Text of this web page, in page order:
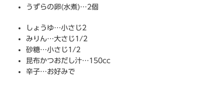
うずらの卵(水煮)…2個
しょうゆ…小さじ2
みりん…大さじ1/2
砂糖…小さじ1/2
昆布かつおだし汁…150cc
辛子…お好みで